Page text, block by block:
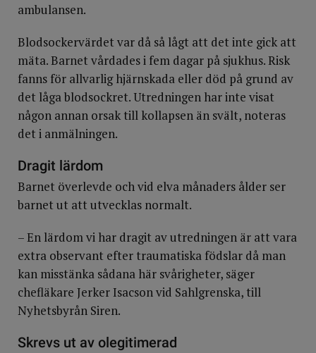
ambulansen.
Blodsockervärdet var då så lågt att det inte gick att
mäta. Barnet vårdades i fem dagar på sjukhus. Risk
fanns för allvarlig hjärnskada eller död på grund av
det låga blodsockret. Utredningen har inte visat
någon annan orsak till kollapsen än svält, noteras
det i anmälningen.
Dragit lärdom
Barnet överlevde och vid elva månaders ålder ser
barnet ut att utvecklas normalt.
– En lärdom vi har dragit av utredningen är att vara
extra observant efter traumatiska födslar då man
kan misstänka sådana här svårigheter, säger
chefläkare Jerker Isacson vid Sahlgrenska, till
Nyhetsbyrån Siren.
Skrevs ut av olegitimerad